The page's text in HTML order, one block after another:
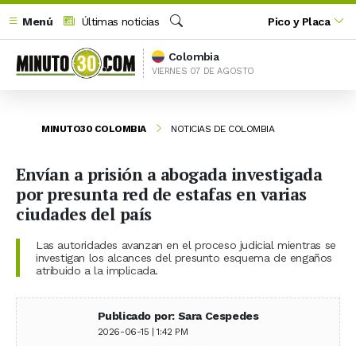
Menú
Últimas noticias
Buscar
Pico y Placa
Colombia
VIERNES 07 DE AGOSTO
MINUTO30 COLOMBIA NOTICIAS DE COLOMBIA
Envían a prisión a abogada investigada
por presunta red de estafas en varias
ciudades del país
Las autoridades avanzan en el proceso judicial mientras se
investigan los alcances del presunto esquema de engaños
atribuido a la implicada.
Publicado por: Sara Cespedes
2026-06-15 | 1:42 PM